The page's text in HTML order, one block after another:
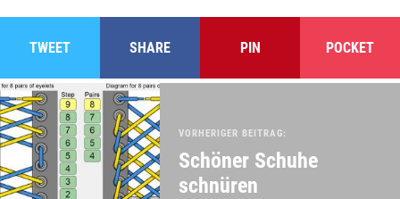
TWEET SHARE PIN POCKET
VORHERIGER BEITRAG:
Schöner Schuhe
schnüren